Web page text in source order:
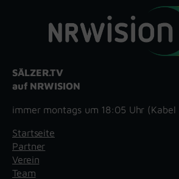
SÄLZER.TV
auf NRWISION
immer montags um 18:05 Uhr (Kabel
Startseite
Partner
Verein
Team